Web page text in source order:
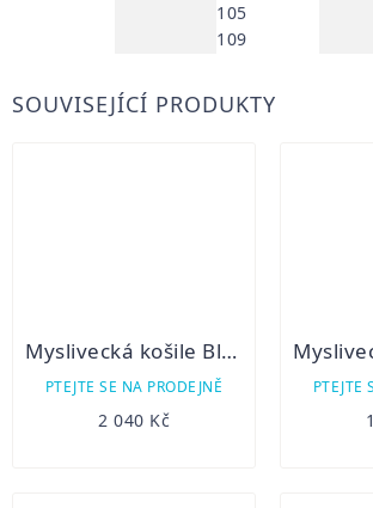
105
109
SOUVISEJÍCÍ PRODUKTY
Myslivecká košile Blaser Charlotte flanelová
PTEJTE SE NA PRODEJNĚ
2 040 Kč
PTEJTE